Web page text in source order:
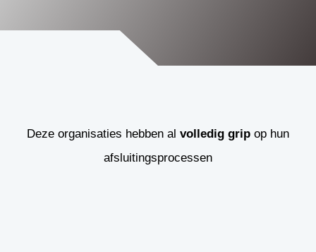
Deze organisaties hebben al volledig grip op hun
afsluitingsprocessen